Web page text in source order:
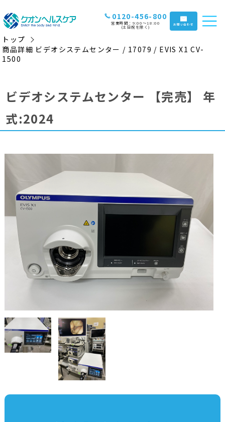
0120-456-800
営業時間：9:00〜18:00
(土日祝を除く) お問い合わせ
トップ
商品詳細 ビデオシステムセンター / 17079 / EVIS X1 CV-
1500
ビデオシステムセンター 【完売】
年
式:2024